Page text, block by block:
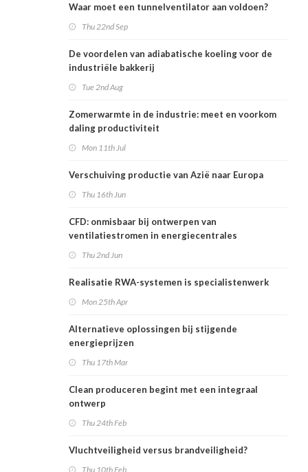
Waar moet een tunnelventilator aan voldoen?
Thu 22nd Sep
De voordelen van adiabatische koeling voor de
industriële bakkerij
Tue 2nd Aug
Zomerwarmte in de industrie: meet en voorkom
daling productiviteit
Mon 11th Jul
Verschuiving productie van Azië naar Europa
Thu 16th Jun
CFD: onmisbaar bij ontwerpen van
ventilatiestromen in energiecentrales
Thu 2nd Jun
Realisatie RWA-systemen is specialistenwerk
Mon 25th Apr
Alternatieve oplossingen bij stijgende
energieprijzen
Thu 17th Mar
Clean produceren begint met een integraal
ontwerp
Thu 24th Feb
Vluchtveiligheid versus brandveiligheid?
Thu 10th Feb